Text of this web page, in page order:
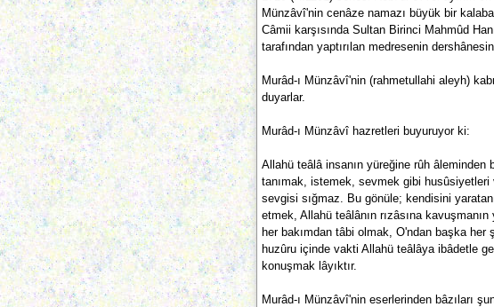
Münzâvî'nin cenâze namazı büyük bir
Câmii karşısında Sultan Birinci Mahmûd
tarafından yaptırılan medresenin
Murâd-ı Münzâvî'nin (rahmetullahi aleyh)
duyarlar.
Murâd-ı Münzâvî hazretleri buyuruyor ki:
Allahü teâlâ insanın yüreğine rûh
tanımak, istemek, sevmek gibi husûsiyetleri
sevgisi sığmaz. Bu gönüle; kendisini
etmek, Allahü teâlânın rızâsına
her bakımdan tâbi olmak, O'ndan başka
huzûru içinde vakti Allahü teâlâya ibâdetle
konuşmak lâyıktır.
Murâd-ı Münzâvî'nin eserlerinden bâzıları